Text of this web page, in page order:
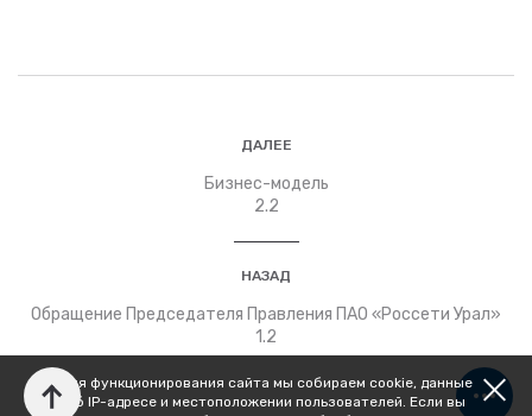
Для функционирования сайта мы собираем cookie, данные
об IP-адресе и местоположении пользователей. Если вы
НАЗАД
Обращение Председателя Правления ПАО «Россети Урал»
1.2
ДАЛЕЕ
Бизнес-модель
2.2